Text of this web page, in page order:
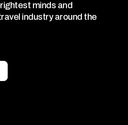
minds and
industry around the